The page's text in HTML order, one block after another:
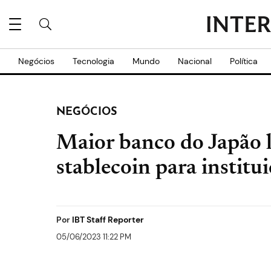
Negócios Tecnologia Mundo Nacional Política
NEGÓCIOS
Maior banco do Japão
stablecoin para
Por IBT Staff Reporter
05/06/2023 11:22 PM